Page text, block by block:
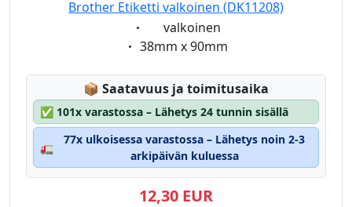
Brother Etiketti valkoinen (DK11208)
Eigenschaft:
valkoinen
Eigenschaft:
38mm x 90mm
📦 Lagerstatus:
Saatavuus ja toimitusaika
✅ 101x varastossa – Lähetys 24 tunnin sisällä
🚛
77x ulkoisessa varastossa – Lähetys noin 2-3
arkipäivän kuluessa
12,30 EUR